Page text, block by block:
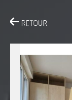
RETOUR
d'offre
Vente
de
bien
Type de
Localisation
Localisation